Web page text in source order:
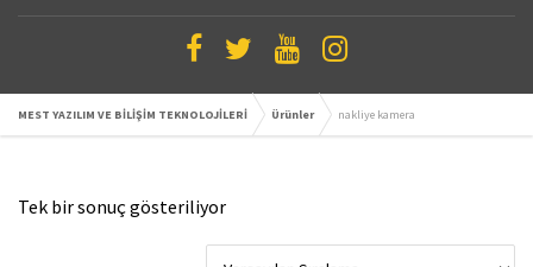
MEST YAZILIM VE BİLİŞİM TEKNOLOJİLERİ Ürünler nakliye kamera
Tek bir sonuç gösteriliyor